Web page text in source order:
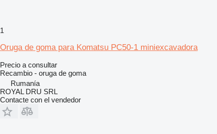
1
Oruga de goma para Komatsu PC50-1 miniexcavadora
Precio a consultar
Recambio - oruga de goma
Rumanía
ROYAL DRU SRL
Contacte con el vendedor